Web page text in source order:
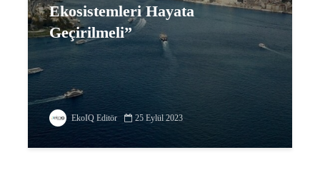
Ekosistemleri Hayata
Geçirilmeli”
EkoIQ Editör 25 Eylül 2023